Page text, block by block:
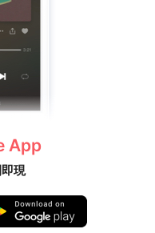
App
現